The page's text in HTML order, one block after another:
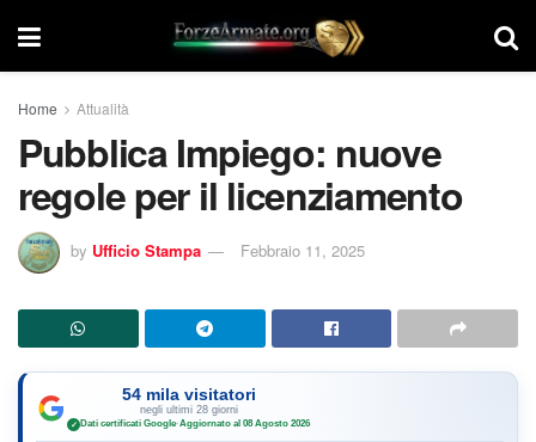
Home Attualità
Pubblica Impiego: nuove
regole per il licenziamento
by Ufficio Stampa Febbraio 11, 2025
54 mila visitatori
negli ultimi 28 giorni
✓ Dati certificati Google·Aggiornato al 08 Agosto 2026